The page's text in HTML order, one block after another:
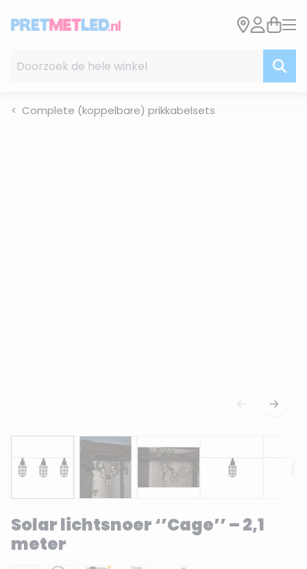
Complete (koppelbare) prikkabelsets
Solar lichtsnoer ‘’Cage’’ – 2,1
meter